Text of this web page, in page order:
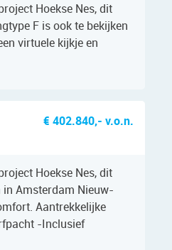
Hoekse Nes, dit
F is ook te bekijken
virtuele kijkje en
€ 402.840,- v.o.n.
Hoekse Nes, dit
Amsterdam Nieuw-
Aantrekkelijke
-Inclusief